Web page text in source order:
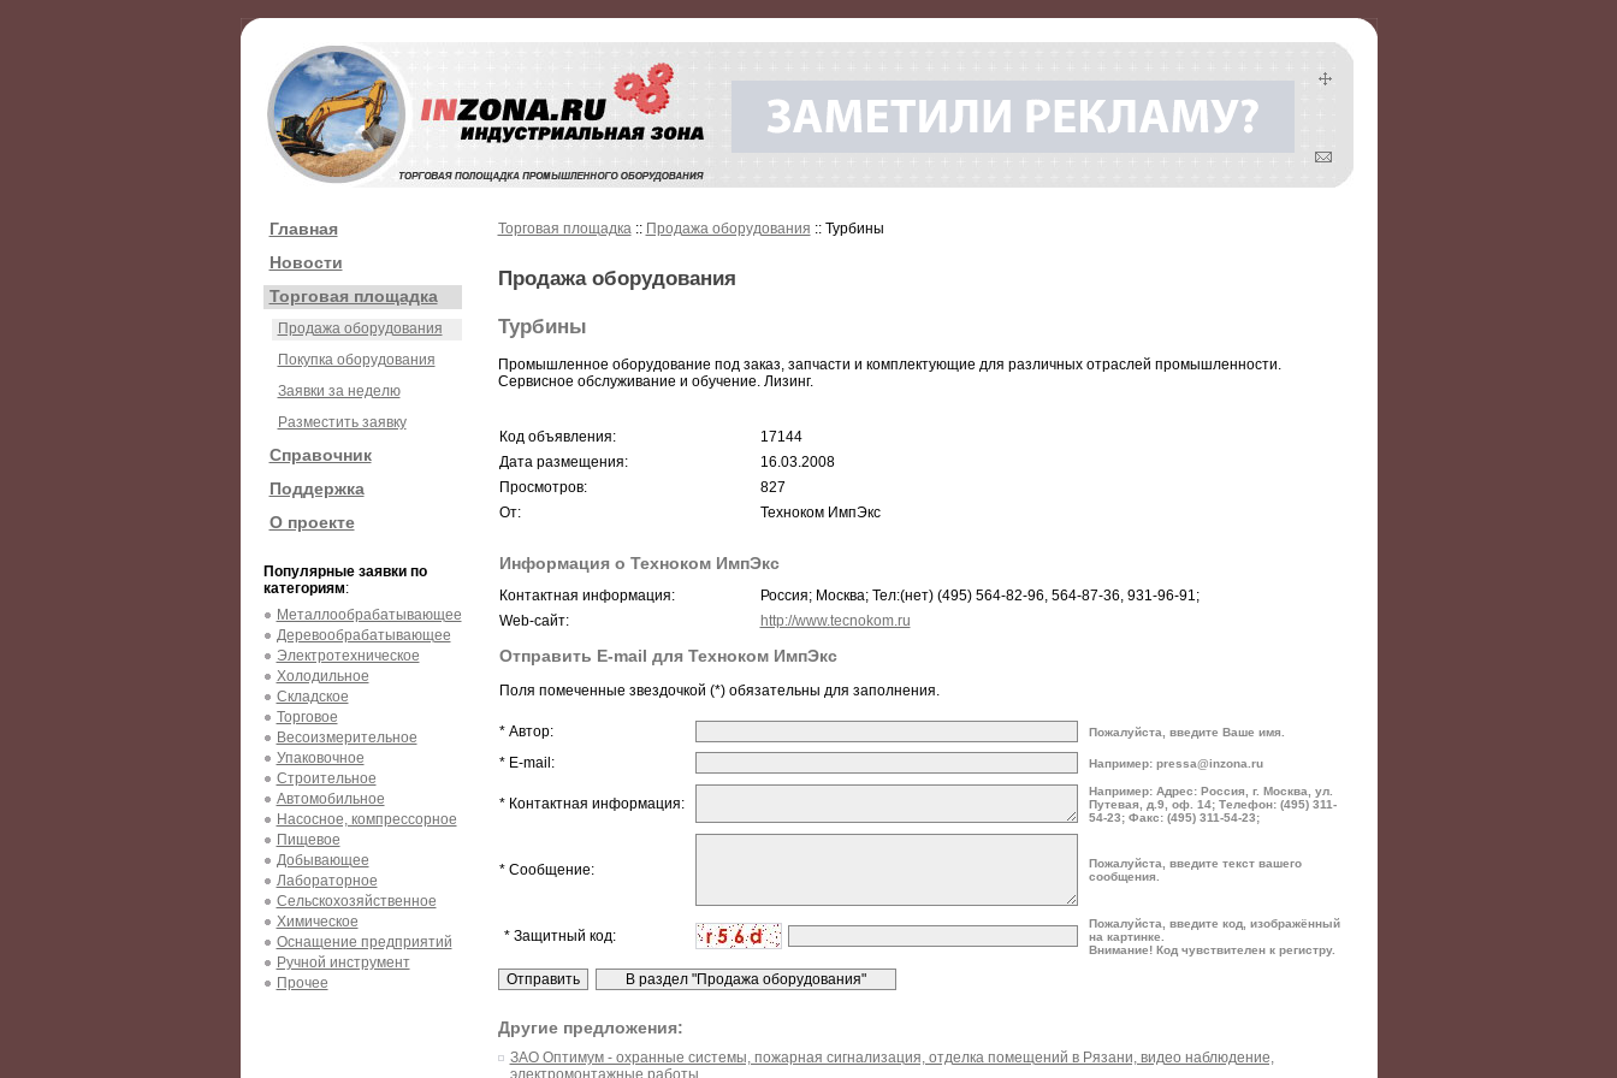
Главная
Новости
Торговая площадка
Продажа оборудования
Покупка оборудования
Заявки за неделю
Разместить заявку
Справочник
Поддержка
О проекте
Популярные заявки по
категориям:
Металлообрабатывающее
Деревообрабатывающее
Электротехническое
Холодильное
Складское
Торговое
Весоизмерительное
Упаковочное
Строительное
Автомобильное
Насосное, компрессорное
Пищевое
Добывающее
Лабораторное
Сельскохозяйственное
Химическое
Оснащение предприятий
Ручной инструмент
Прочее
Торговая площадка:: Продажа оборудования :: Турбины
Продажа оборудования
Турбины
Промышленное оборудование под заказ, запчасти и комплектующие для различных отраслей промышленности.
Сервисное обслуживание и обучение. Лизинг.
Код объявления:
17144
Дата размещения:
16.03.2008
Просмотров:
827
От:
Техноком ИмпЭкс
Информация о Техноком ИмпЭкс
Контактная информация:
Россия; Москва; Тел:(нет) (495) 564-82-96, 564-87-36, 931-96-91;
Web-сайт:
http://www.tecnokom.ru
Отправить E-mail для Техноком ИмпЭкс
Поля помеченные звездочкой (*) обязательны для заполнения.
* Автор: Пожалуйста, введите Ваше имя.
* E-mail: Например: pressa@inzona.ru
* Контактная информация:
Например: Адрес: Россия, г. Москва, ул.
Путевая, д.9, оф. 14; Телефон: (495) 311-
54-23; Факс: (495) 311-54-23;
* Сообщение:
Пожалуйста, введите текст вашего
сообщения.
* Защитный код:
Пожалуйста, введите код, изображённый
на картинке.
Внимание! Код чувствителен к регистру.
Другие предложения:
ЗАО Оптимум - охранные системы, пожарная сигнализация, отделка помещений в Рязани, видео наблюдение,
электромонтажные работы